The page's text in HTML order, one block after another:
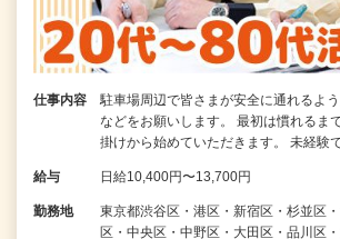
仕事内容
駐車場周辺で皆さまが安全に通れるよ
などをお願いします。 最初は慣れるま
掛けから始めていただきます。 未経験
給与 日給10,400円〜13,700円
勤務地
東京都渋谷区・港区・新宿区・杉並区
区・中央区・中野区・大田区・品川区